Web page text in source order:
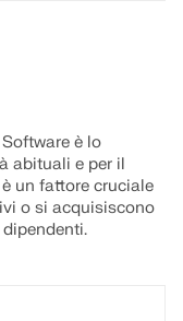
è lo
abituali e per il
un fattore cruciale
o si acquisiscono